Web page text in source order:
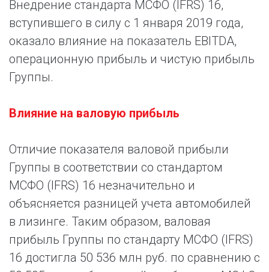
Внедрение стандарта МСФО (IFRS) 16,
вступившего в силу с 1 января 2019 года,
оказало влияние на показатель EBITDA,
операционную прибыль и чистую прибыль
Группы.
Влияние на валовую прибыль
Отличие показателя валовой прибыли
Группы в соответствии со стандартом
МСФО (IFRS) 16 незначительно и
объясняется разницей учета автомобилей
в лизинге. Таким образом, валовая
прибыль Группы по стандарту МСФО (IFRS)
16 достигла 50 536 млн руб. по сравнению с